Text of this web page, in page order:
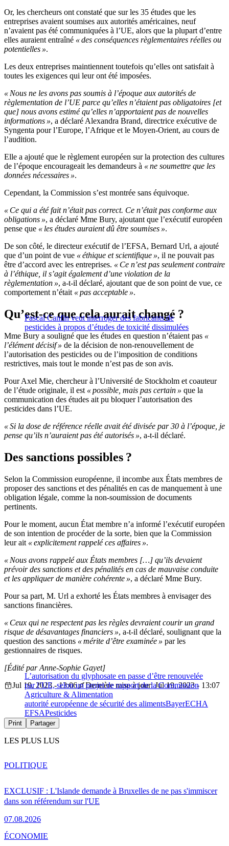
Or, les chercheurs ont constaté que sur les 35 études que les
entreprises avaient soumises aux autorités américaines, neuf
n’avaient pas été communiquées à l’UE, alors que la plupart d’entre
elles auraient entraîné « des conséquences règlementaires réelles ou
potentielles ».
Les deux entreprises maintiennent toutefois qu’elles ont satisfait à
toutes les exigences qui leur ont été imposées.
« Nous ne les avons pas soumis à l’époque aux autorités de
règlementation de l’UE parce qu’elles n’étaient pas obligatoires [et
que] nous avons estimé qu’elles n’apportaient pas de nouvelles
informations », a déclaré Alexandra Brand, directrice exécutive de
Syngenta pour l’Europe, l’Afrique et le Moyen-Orient, au cours de
l’audition.
Elle a ajouté que le règlement européen sur la protection des cultures
de l’époque encourageait les demandeurs à « ne soumettre que les
données nécessaires ».
Cependant, la Commission s’est montrée sans équivoque.
« Ce qui a été fait n’était pas correct. Ce n’était pas conforme aux
obligations », a déclaré Mme Bury, ajoutant que l’exécutif européen
pense que « les études auraient dû être soumises ».
De son côté, le directeur exécutif de l’EFSA, Bernard Url, a ajouté
que d’un point de vue « éthique et scientifique », il ne pouvait pas
être d’accord avec les entreprises. « Ce n’est pas seulement contraire
à l’éthique, il s’agit également d’une violation de la
règlementation », a-t-il déclaré, ajoutant que de son point de vue, ce
comportement n’était « pas acceptable ».
Pascal Canfin veut interroger des fabricants de
pesticides à propos d’études de toxicité dissimulées
Qu’est-ce que cela aurait changé ?
Mme Bury a souligné que les études en question n’étaient pas «
l’élément décisif » de la décision de non-renouvellement de
l’autorisation des pesticides ou de l’imposition de conditions
restrictives, mais tout le monde n’est pas de son avis.
Pour Axel Mie, chercheur à l’Université de Stockholm et coauteur
de l’étude originale, il est « possible, mais pas certain » que la
communication des études ait pu bloquer l’autorisation des
pesticides dans l’UE.
« Si la dose de référence réelle avait été divisée par 30 à l’époque, je
pense qu’ils n’auraient pas été autorisés », a-t-il déclaré.
Des sanctions possibles ?
Selon la Commission européenne, il incombe aux États membres de
proposer des sanctions et des pénalités en cas de manquement à une
obligation légale, comme la non-soumission de documents
pertinents.
Pour le moment, aucun État membre n’a informé l’exécutif européen
de son intention de procéder de la sorte, bien que la Commission
leur ait « explicitement rappelé ces affaires ».
« Nous avons rappelé aux États membres […] qu’ils devaient
prévoir des sanctions et des pénalités en cas de mauvaise conduite
et les appliquer de manière cohérente », a déclaré Mme Bury.
Pour sa part, M. Url a exhorté les États membres à envisager des
sanctions financières.
« Ceux qui ne respectent pas les règles devraient courir un grand
risque de désavantages financiers », a-t-il déclaré, soulignant que la
question des sanctions « mérite d’être examinée » par les
gestionnaires de risques.
L’autorisation du glyphosate en passe d’être renouvelée
par l’UE, selon un projet de rapport de la Commission
[Édité par Anne-Sophie Gayet]
Jul 19, 2023 - 13:06
Dernière mise à jour: Jul 19, 2023 - 13:07
Agriculture & Alimentation
autorité européenne de sécurité des alimentsBayerECHA
EFSAPesticides
Print Partager
LES PLUS LUS
EXCLUSIF : L'Islande demande à Bruxelles de ne pas s'immiscer
dans son référendum sur l'UE
07.08.2026
POLITIQUE
ÉCONOMIE